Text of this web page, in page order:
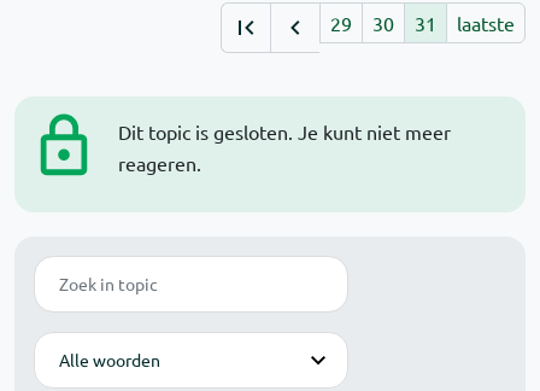
Dit topic is gesloten. Je kunt niet meer
reageren.
Zoek
Modus
29 30 31 laatste